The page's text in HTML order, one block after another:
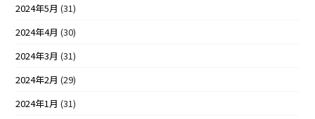
2024年5月 (31)
2024年4月 (30)
2024年3月 (31)
2024年2月 (29)
2024年1月 (31)